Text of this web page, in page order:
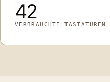
42
VERBRAUCHTE TASTATUREN